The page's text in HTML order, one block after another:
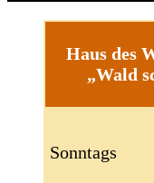
Haus des
„Wald
Sonntags